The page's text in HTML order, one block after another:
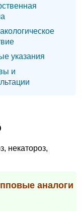
указания
и
некатороз,
аналоги